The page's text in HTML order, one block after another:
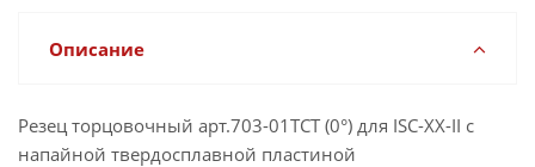
Описание
Резец торцовочный арт.703-01ТСТ (0°) для ISC-XX-II с
напайной твердосплавной пластиной